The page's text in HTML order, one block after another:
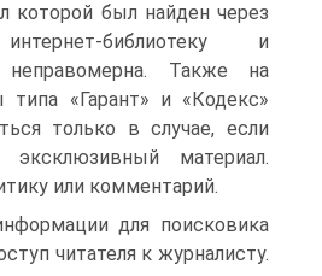
которой был найден через
библиотеку и
неправомерна. Также на
«Гарант» и «Кодекс»
только в случае, если
материал.
или комментарий.
для поисковика
читателя к журналисту.